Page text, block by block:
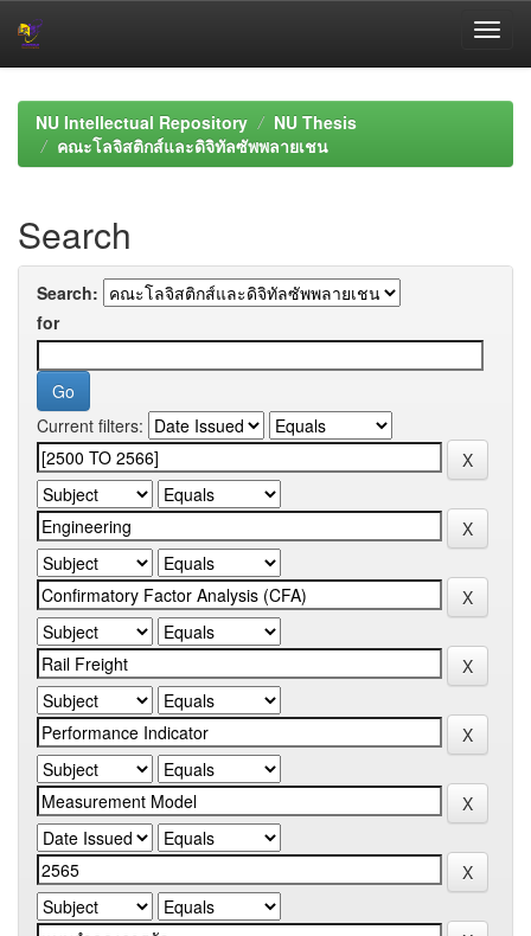
navigationNU Intellectual Repository
NU Thesis
คณะโลจิสติกส์และดิจิทัลซัพพลายเชน
Search
Search:
for
Current filters: